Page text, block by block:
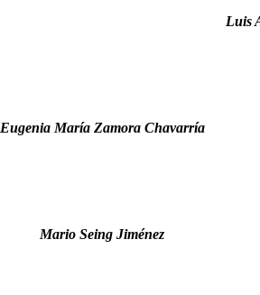
Luis
Eugenia María Zamora Chavarría
Mario Seing Jiménez